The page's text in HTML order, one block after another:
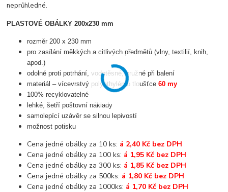
neprůhledné.
PLASTOVÉ OBÁLKY 200x230 mm
rozměr 200 x 230 mm
pro zasílání měkkých a citlivých předmětů (vlny, textilií, knih,
apod.)
odolné proti potrhání, vodotěsné, pružné při balení
materiál – vícevrstvý polyethylén o tloušťce60 my
100% recyklovatelné
lehké, šetří poštovní náklady
samolepící uzávěr se silnou lepivostí
možnost potisku
Cena jedné obálky za 10 ks: á 2,40 Kč bez DPH
Cena jedné obálky za 100 ks: á 1,95 Kč bez DPH
Cena jedné obálky za 300 ks: á 1,85 Kč bez DPH
Cena jedné obálky za 500ks: á 1,80 Kč bez DPH
Cena jedné obálky za 1000ks: á 1,70 Kč bez DPH